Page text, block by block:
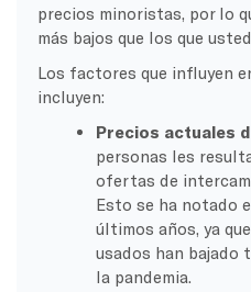
precios minoristas, por lo
más bajos que los que
Los factores que influyen
incluyen:
Precios actuales
personas les
ofertas de
Esto se ha notado
últimos años, ya
usados han bajado
la pandemia.